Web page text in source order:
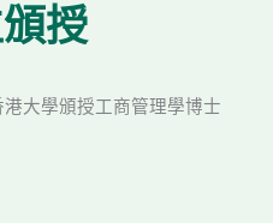
授
大學頒授工商管理學博士